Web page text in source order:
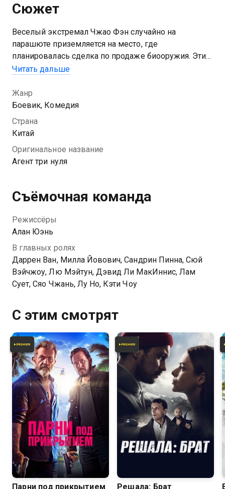
Сюжет
Веселый экстремал Чжао Фэн случайно на
парашюте приземляется на место, где
планировалась сделка по продаже биооружия. Этим
действием он привлекает внимание тайной
спецагент Брюс решает завербовать Фэна на
операцию в Будапеште. Там парень знакомится с
изобретателем Дин Шанем, его помощницей ЛВ и
невезучей агентом Интерпола Мяо Янь. Они
преступным планам организации и
продемонстрировать свое мастерство.
Читать дальше
Жанр
Боевик, Комедия
Страна
Китай
Оригинальное название
Агент три нуля
Съёмочная команда
Режиссёры
Алан Юэнь
В главных ролях
Даррен Ван, Милла Йовович, Сандрин Пинна, Сюй
Вэйчжоу, Лю Мэйтун, Дэвид Ли МакИннис, Лам
Сует, Сяо Чжань, Лу Но, Кэти Чоу
С этим смотрят
4.2 3.6
Парни под прикрытием Решала: Брат